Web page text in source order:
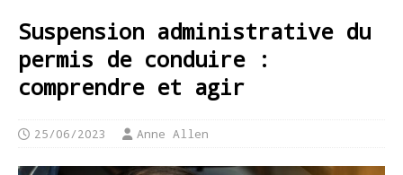
Suspension administrative du
permis de conduire :
comprendre et agir
25/06/2023 Anne Allen